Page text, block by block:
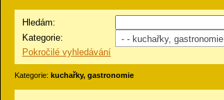
Hledám:
Kategorie:
- - kuchařky, gastronomie
Pokročilé vyhledávání
Kategorie: kuchařky, gastronomie